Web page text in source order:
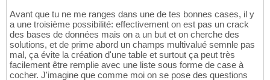
Avant que tu ne me ranges dans une de tes bonnes cases, il y
a une troisième possibilité: effectivement on est pas un crack
des bases de données mais on a un but et on cherche des
solutions, et de prime abord un champs multivalué semnle pas
mal, ça évite la création d'une table et surtout ça peut très
facilement être remplie avec une liste sous forme de case à
cocher. J'imagine que comme moi on se pose des questions